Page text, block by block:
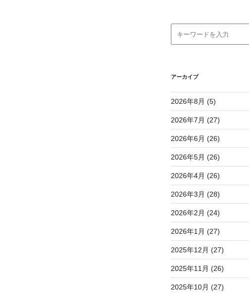
アーカイブ
2026年8月 (5)
2026年7月 (27)
2026年6月 (26)
2026年5月 (26)
2026年4月 (26)
2026年3月 (28)
2026年2月 (24)
2026年1月 (27)
2025年12月 (27)
2025年11月 (26)
2025年10月 (27)